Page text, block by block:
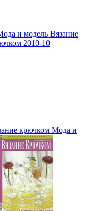
и модель Вязание
2010-10
крючком Мода и